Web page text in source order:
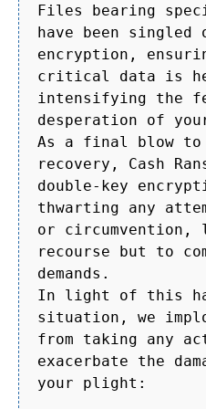
Files bearing
have been
encryption,
critical data is
intensifying the
desperation of
As a final blow to
recovery, Cash
double-key
thwarting any
or circumvention,
recourse but to
demands.
In light of this
situation, we
from taking any
exacerbate the
your plight: